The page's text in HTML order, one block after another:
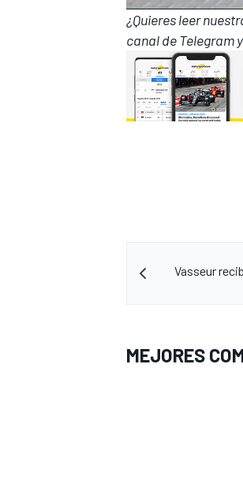
¿Quieres leer
canal de Telegram
Vasseur
MEJORES